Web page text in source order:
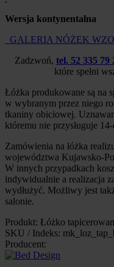
Wersja kontynentalna
GALERIA NÓŻEK
Zadzwoń, tel. 52 335 79
które spełni
Łóżka produkowane są na
w wybranym przez niego
tkaniny obiciowej.
któremu nie przysługuje
Zamówienia na łóżka
województwa Kujawsko-
W innych przypadkach
indywidualnie a realizacja
wydłużyć. Możliwy jest
salonie.
Produkt: Łóżko
SKU / Indeks:
Producent: